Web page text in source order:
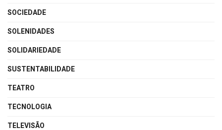
SOCIEDADE
SOLENIDADES
SOLIDARIEDADE
SUSTENTABILIDADE
TEATRO
TECNOLOGIA
TELEVISÃO